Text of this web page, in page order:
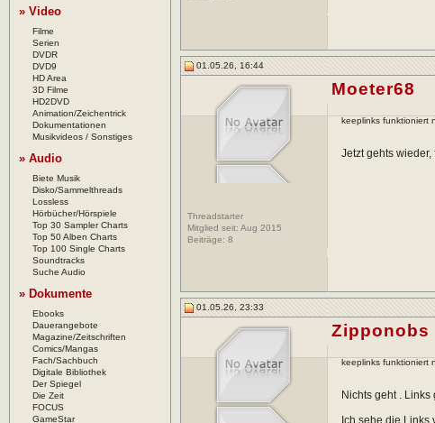
» Video
Filme
Serien
DVDR
DVD9
HD Area
3D Filme
HD2DVD
Animation/Zeichentrick
Dokumentationen
Musikvideos / Sonstiges
» Audio
Biete Musik
Disko/Sammelthreads
Lossless
Hörbücher/Hörspiele
Top 30 Sampler Charts
Top 50 Alben Charts
Top 100 Single Charts
Soundtracks
Suche Audio
» Dokumente
Ebooks
Dauerangebote
Magazine/Zeitschriften
Comics/Mangas
Fach/Sachbuch
Digitale Bibliothek
Der Spiegel
Die Zeit
FOCUS
GameStar
01.05.26, 16:44
Threadstarter
Mitglied seit: Aug 2015
Beiträge: 8
Moeter68
keeplinks funktioniert
Jetzt gehts wieder,
01.05.26, 23:33
Zipponobs
keeplinks funktioniert
Nichts geht .